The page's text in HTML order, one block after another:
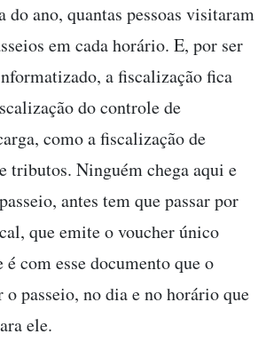
do ano, quantas pessoas visitaram
em cada horário. E, por ser
a fiscalização fica
do controle de
como a fiscalização de
tributos. Ninguém chega aqui e
antes tem que passar por
que emite o voucher único
com esse documento que o
passeio, no dia e no horário que
ele.